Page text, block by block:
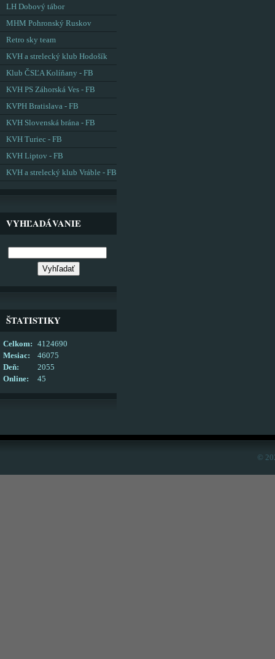
LH Dobový tábor
MHM Pohronský Ruskov
Retro sky team
KVH a strelecký klub Hodošík
Klub ČSĽA Kolíňany - FB
KVH PS Záhorská Ves - FB
KVPH Bratislava - FB
KVH Slovenská brána - FB
KVH Turiec - FB
KVH Liptov - FB
KVH a strelecký klub Vráble - FB
VYHĽADÁVANIE
ŠTATISTIKY
Online: 45
Celkom:
4124690
Mesiac:
46075
Deň:
2055
©